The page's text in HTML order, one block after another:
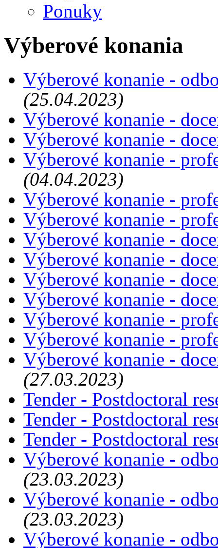
Ponuky
Výberové konania
Výberové konanie -
(25.04.2023)
Výberové konanie -
Výberové konanie -
Výberové konanie -
(04.04.2023)
Výberové konanie -
Výberové konanie -
Výberové konanie -
Výberové konanie -
Výberové konanie -
Výberové konanie -
Výberové konanie -
Výberové konanie -
Výberové konanie -
(27.03.2023)
Tender - Postdoctoral
Tender - Postdoctoral
Tender - Postdoctoral
Výberové konanie -
(23.03.2023)
Výberové konanie -
(23.03.2023)
Výberové konanie -